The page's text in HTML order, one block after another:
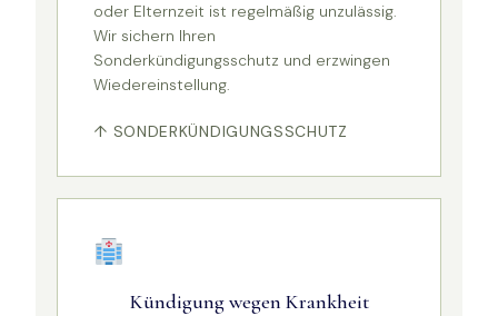
oder Elternzeit ist regelmäßig unzulässig.
Wir sichern Ihren
Sonderkündigungsschutz und erzwingen
Wiedereinstellung.
↑ SONDERKÜNDIGUNGSSCHUTZ
Kündigung wegen Krankheit